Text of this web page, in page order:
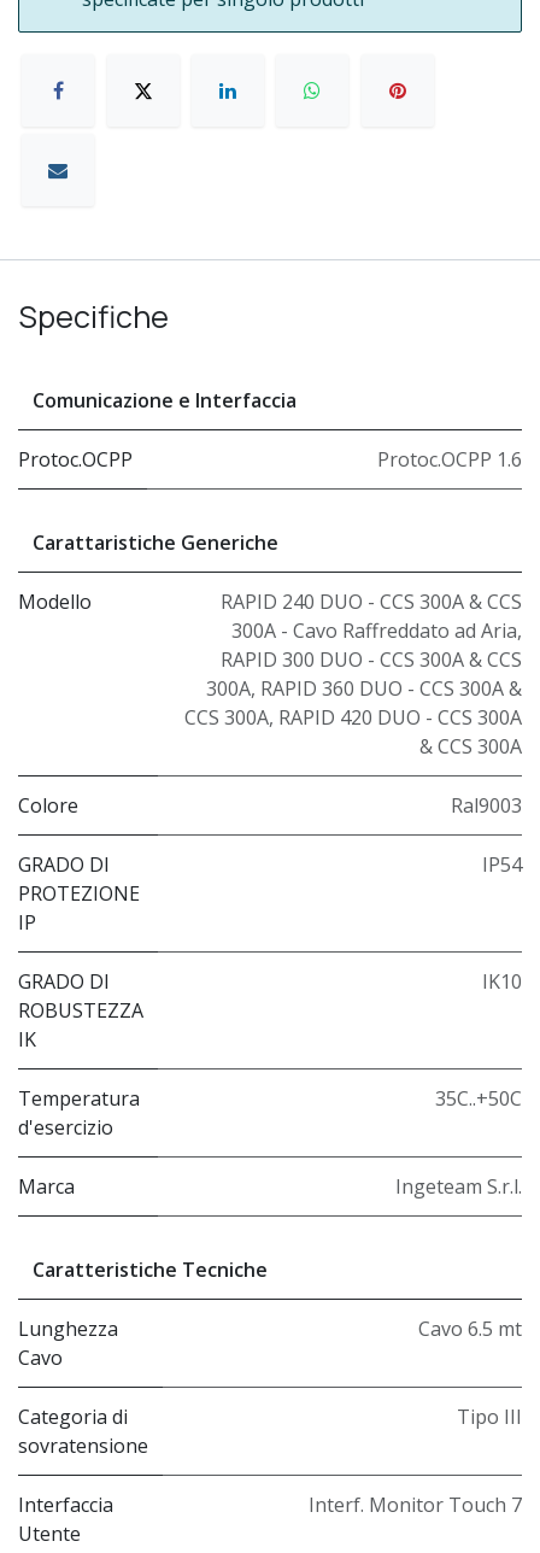
Specifiche
Comunicazione e Interfaccia
Protoc.OCPP Protoc.OCPP 1.6
Carattaristiche Generiche
Modello
RAPID 240 DUO - CCS 300A & CCS
300A - Cavo Raffreddato ad Aria,
RAPID 300 DUO - CCS 300A & CCS
300A, RAPID 360 DUO - CCS 300A &
CCS 300A, RAPID 420 DUO - CCS 300A
& CCS 300A
Colore Ral9003
GRADO DI
PROTEZIONE
IP
IP54
GRADO DI
ROBUSTEZZA
IK
IK10
Temperatura
d'esercizio
35C..+50C
Marca Ingeteam S.r.l.
Caratteristiche Tecniche
Lunghezza
Cavo
Cavo 6.5 mt
Categoria di
sovratensione
Tipo III
Interfaccia
Utente
Interf. Monitor Touch 7